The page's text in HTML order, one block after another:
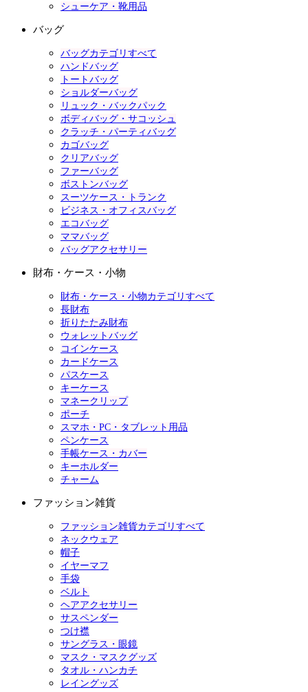
シューケア・靴用品
バッグ
バッグカテゴリすべて
ハンドバッグ
トートバッグ
ショルダーバッグ
リュック・バックパック
ボディバッグ・サコッシュ
クラッチ・パーティバッグ
カゴバッグ
クリアバッグ
ファーバッグ
ボストンバッグ
スーツケース・トランク
ビジネス・オフィスバッグ
エコバッグ
ママバッグ
バッグアクセサリー
財布・ケース・小物
財布・ケース・小物カテゴリすべて
長財布
折りたたみ財布
ウォレットバッグ
コインケース
カードケース
パスケース
キーケース
マネークリップ
ポーチ
スマホ・PC・タブレット用品
ペンケース
手帳ケース・カバー
キーホルダー
チャーム
ファッション雑貨
ファッション雑貨カテゴリすべて
ネックウェア
帽子
イヤーマフ
手袋
ベルト
ヘアアクセサリー
サスペンダー
つけ襟
サングラス・眼鏡
マスク・マスクグッズ
タオル・ハンカチ
レイングッズ